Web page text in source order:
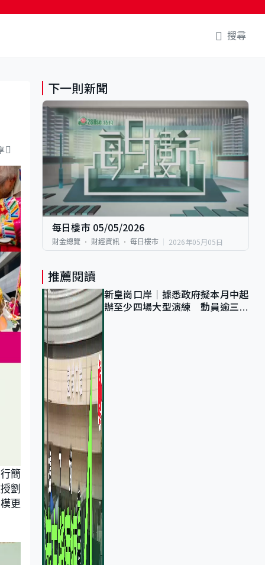
搜尋
簡
劉
更
下一則新聞
每日樓市 05/05/2026
財金總覽 財經資訊 每日樓市 2026年05月05日
推薦閱讀
新皇崗口岸｜據悉政府擬本月中起
辦至少四場大型演練 動員逾三萬